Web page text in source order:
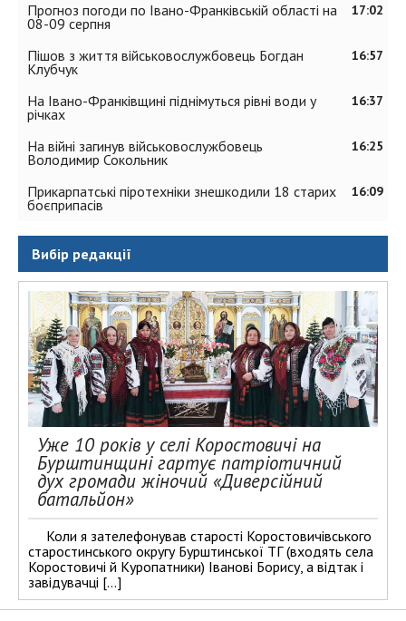
17:02
Прогноз погоди по Івано-Франківській області на
08-09 серпня
16:57
Пішов з життя військовослужбовець Богдан
Клубчук
16:37
На Івано-Франківщині піднімуться рівні води у
річках
16:25
На війні загинув військовослужбовець
Володимир Сокольник
16:09
Прикарпатські піротехніки знешкодили 18 старих
боєприпасів
Вибір редакції
Уже 10 років у селі Коростовичі на
Бурштинщині гартує патріотичний
дух громади жіночий «Диверсійний
батальйон»
Коли я зателефонував старості Коростовичівського
старостинського округу Бурштинської ТГ (входять села
Коростовичі й Куропатники) Іванові Борису, а відтак і
завідувачці […]